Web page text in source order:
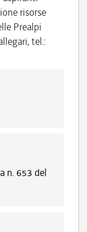
risorse
Prealpi
tel.:
n. 653 del